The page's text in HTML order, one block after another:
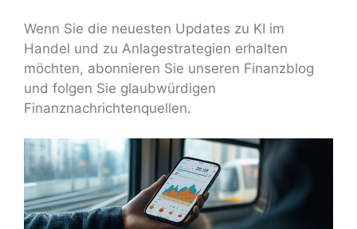
Wenn Sie die neuesten Updates zu KI im
Handel und zu Anlagestrategien erhalten
möchten, abonnieren Sie unseren Finanzblog
und folgen Sie glaubwürdigen
Finanznachrichtenquellen.